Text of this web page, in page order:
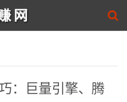
：巨量引擎、腾